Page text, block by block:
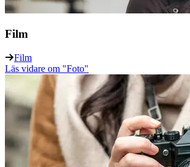
Film
Film
Läs vidare om "Foto"